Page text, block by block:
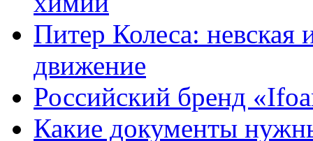
Питер Колеса: невская
движение
Российский бренд
Какие документы